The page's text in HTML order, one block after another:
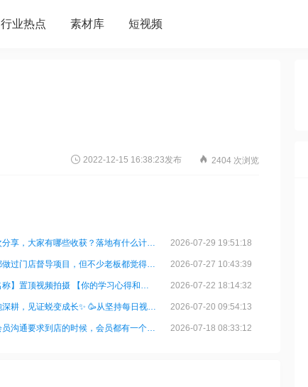
行业热点 素材库 短视频
2022-12-15 16:38:23发布 2404 次浏览
听完本次分享，大家有哪些收获？落地有什么计划？ 欢迎在婚雅集 2026-07-29 19:51:18
很多人都做过门店督导项目，但不少老板都觉得成效不大，核心问题 2026-07-27 10:43:39
【课程名称】置顶视频拍摄 【你的学习心得和卡点】： 2026-07-22 18:14:32
一月陪跑深耕，见证蜕变成长✨ 🥳从坚持每日视频更新，打磨内容 2026-07-20 09:54:13
大家跟会员沟通要求到店的时候，会员都有一个通用的借口，那就是 2026-07-18 08:33:12